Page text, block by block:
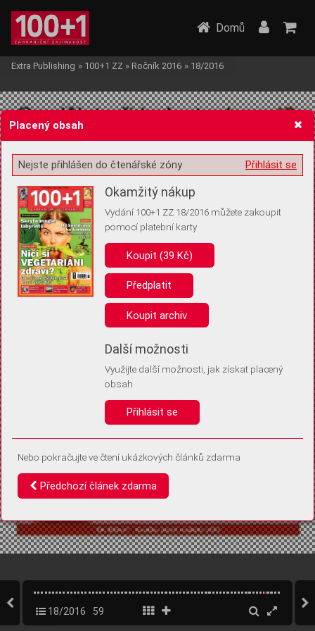
Žádost o souhlas s ukládáním volitelných informací
Pro základní fungování webu nepotřebujeme ukládat žádné informace
(tzv. cookies apod.). Rádi bychom vás ale požádali o souhlas s
uložením volitelných informací:
Anonymní unikátní ID
Díky němu příště poznáme, že se jedná o stejné zařízení, a
Identifikátor je zcela anonymní.
Vaše souhlasy a odmítnutí si ukládáme do vašeho zařízení, abychom se
vás už příště znovu neptali. Můžete je kdykoli později upravit ve Správě
Domů
Extra Publishing » 100+1 ZZ » Ročník 2016 » 18/2016
18/2016 59
Placený obsah
Přihlásit se
Nejste přihlášen do čtenářské zóny
Okamžitý nákup
Vydání 100+1 ZZ 18/2016 můžete zakoupit
pomocí platební karty
Koupit (39 Kč)
Předplatit
Koupit archiv
Další možnosti
Využijte další možnosti, jak získat placený
obsah
Přihlásit se
Nebo pokračujte ve čtení ukázkových článků zdarma
Předchozí článek zdarma